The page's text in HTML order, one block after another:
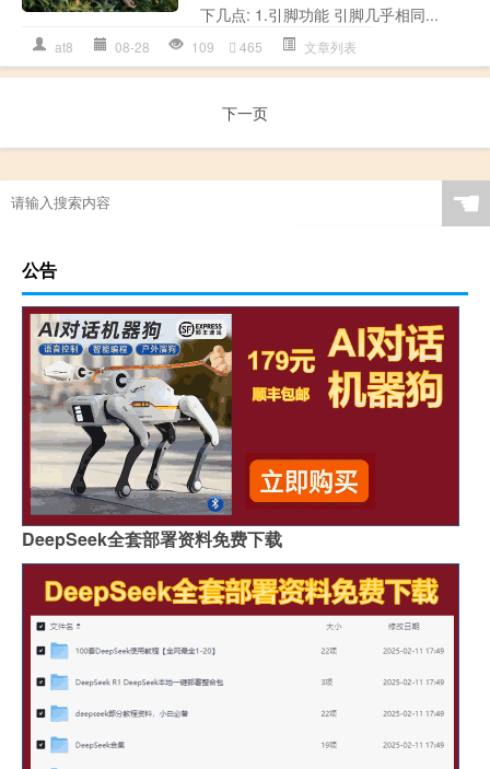
下几点: 1.引脚功能 引脚几乎相同...
at8 08-28 109 465 文章列表
下一页
☚
公告
DeepSeek全套部署资料免费下载